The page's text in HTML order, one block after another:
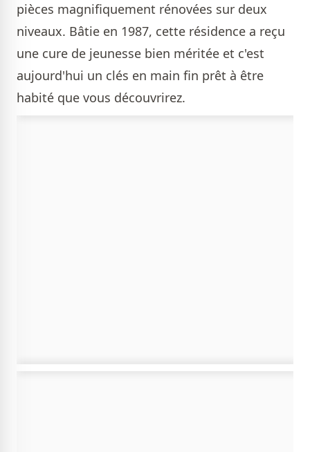
pièces magnifiquement rénovées sur deux
niveaux. Bâtie en 1987, cette résidence a reçu
une cure de jeunesse bien méritée et c'est
aujourd'hui un clés en main fin prêt à être
habité que vous découvrirez.